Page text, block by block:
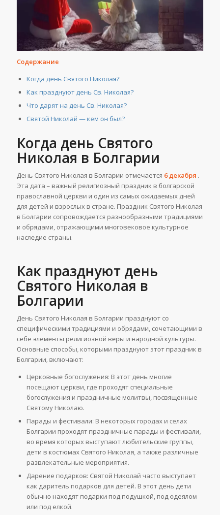
Содержание
Когда день Святого Николая?
Как празднуют день Св. Николая?
Что дарят на день Св. Николая?
Святой Николай — кем он был?
Когда день Святого
Николая в Болгарии
День Святого Николая в Болгарии отмечается 6 декабря .
Эта дата – важный религиозный праздник в болгарской
православной церкви и один из самых ожидаемых дней
для детей и взрослых в стране. Праздник Святого Николая
в Болгарии сопровождается разнообразными традициями
и обрядами, отражающими многовековое культурное
наследие страны.
Как празднуют день
Святого Николая в
Болгарии
День Святого Николая в Болгарии празднуют со
специфическими традициями и обрядами, сочетающими в
себе элементы религиозной веры и народной культуры.
Основные способы, которыми празднуют этот праздник в
Болгарии, включают:
Церковные богослужения: В этот день многие
посещают церкви, где проходят специальные
богослужения и праздничные молитвы, посвященные
Святому Николаю.
Парады и фестивали: В некоторых городах и селах
Болгарии проходят праздничные парады и фестивали,
во время которых выступают любительские группы,
дети в костюмах Святого Николая, а также различные
развлекательные мероприятия.
Дарение подарков: Святой Николай часто выступает
как даритель подарков для детей. В этот день дети
обычно находят подарки под подушкой, под одеялом
или под елкой.